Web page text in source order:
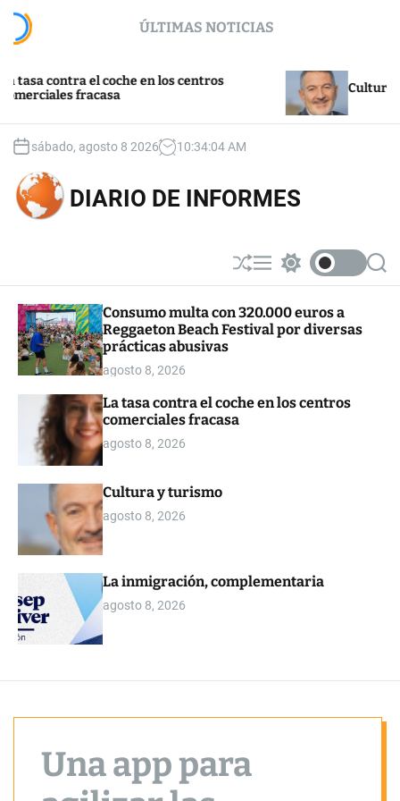
c
ÚLTIMAS NOTICIAS
el coche en los centros
fracasa
Cultura y turismo
sábado, agosto 8 2026 10:34:05AM
DIARIO DE INFORMES
S
h
ff
l
M
e
u
w
t
c
o
S
e
Consumo multa con 320.000 euros a
Reggaeton Beach Festival por diversas
prácticas abusivas
agosto 8, 2026
La tasa contra el coche en los centros
comerciales fracasa
agosto 8, 2026
Cultura y turismo
agosto 8, 2026
La inmigración, complementaria
agosto 8, 2026
Una app para